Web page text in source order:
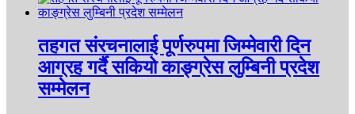
तहगत संरचनालाई पूर्णरुपमा जिम्मेवारी दिन
आग्रह गर्दै सकियो काङ्ग्रेस लुम्बिनी प्रदेश
सम्मेलन